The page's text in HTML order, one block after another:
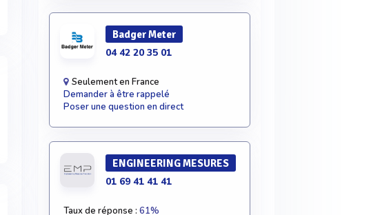
Badger Meter
04 42 20 35 01
Seulement en France
Demander à être rappelé
Poser une question en direct
ENGINEERING MESURES
01 69 41 41 41
Taux de réponse : 61%